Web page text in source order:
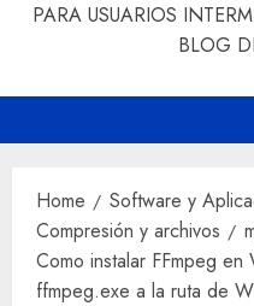
PARA USUARIOS
BLOG
Home
Software y
Compresión y archivos
Como instalar FFmpeg
ffmpeg.exe a la ruta de